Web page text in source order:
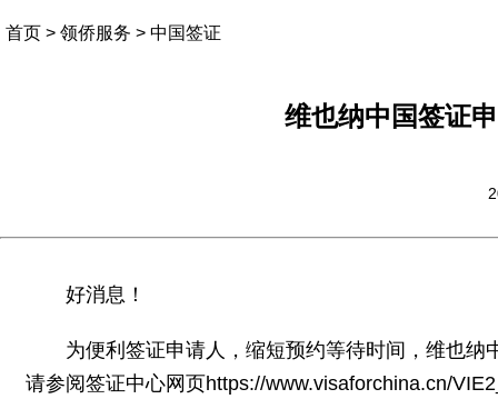
首页 > 领侨服务 > 中国签证
维也纳中国签证
好消息！
为便利签证申请人，缩短预约等待时间，维也
请参阅签证中心网页https://www.visaforchina.cn/